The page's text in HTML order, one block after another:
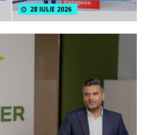
28 IULIE 2026